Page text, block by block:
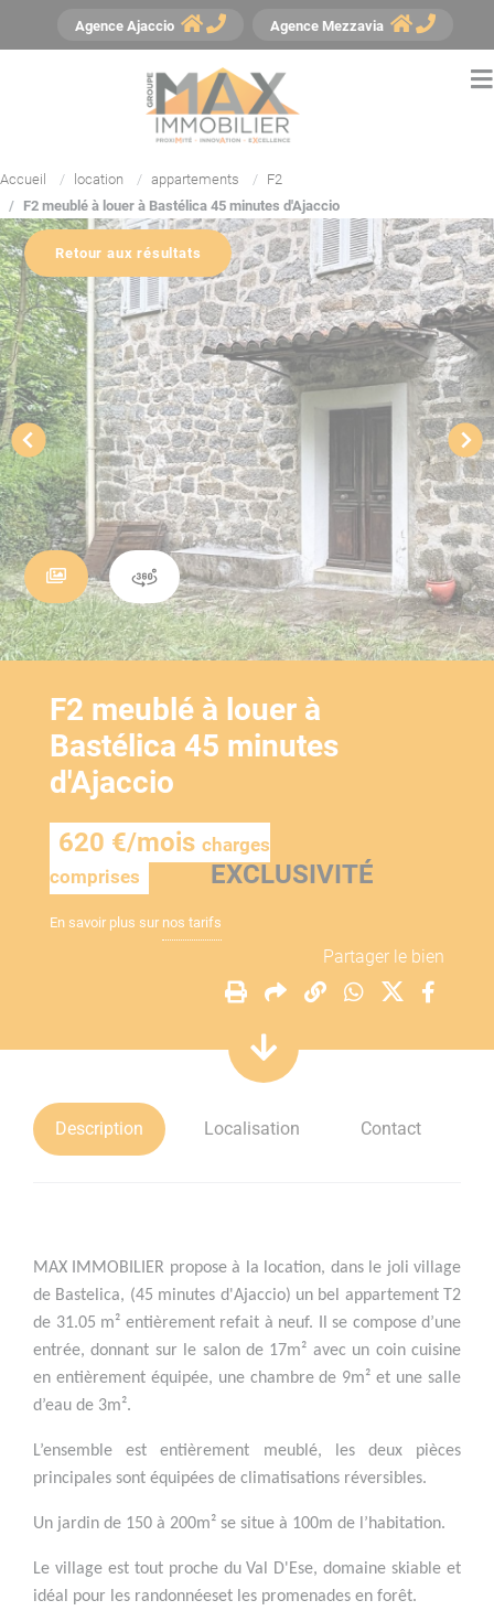
Agence Ajaccio Agence Mezzavia
Accueil location appartements
F2
F2 meublé à louer à Bastélica 45 minutes d'Ajaccio
Retour aux résultats
F2 meublé à louer à
Bastélica 45 minutes
d'Ajaccio
620 €/mois charges
comprises
EXCLUSIVITÉ
En savoir plus sur nos tarifs
Partager le bien
Description Localisation Contact
MAX IMMOBILIER propose à la location, dans le joli village
de Bastelica, (45 minutes d'Ajaccio) un bel appartement T2
de 31.05 m² entièrement refait à neuf. Il se compose d’une
entrée, donnant sur le salon de 17m² avec un coin cuisine
en entièrement équipée, une chambre de 9m² et une salle
d’eau de 3m².
L’ensemble est entièrement meublé, les deux pièces
principales sont équipées de climatisations réversibles.
Un jardin de 150 à 200m² se situe à 100m de l’habitation.
Le village est tout proche du Val D'Ese, domaine skiable et
idéal pour les randonnéeset les promenades en forêt.
Panneau de gestion des cookies